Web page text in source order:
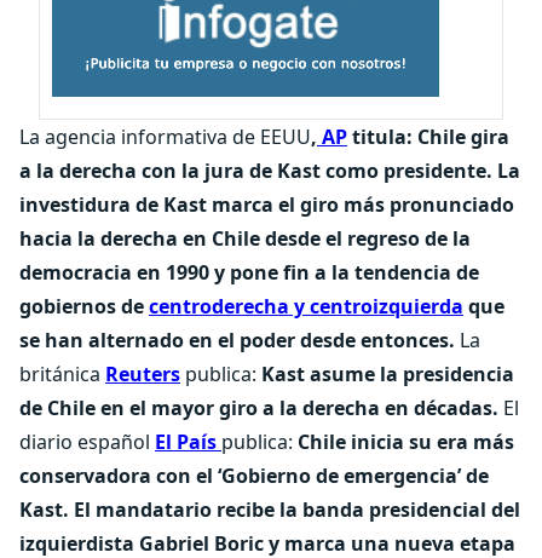
La agencia informativa de EEUU, APtitula: Chile gira
a la derecha con la jura de Kast como presidente. La
investidura de Kast marca el giro más pronunciado
hacia la derecha en Chile desde el regreso de la
democracia en 1990 y pone fin a la tendencia de
gobiernos decentroderecha y centroizquierda que
se han alternado en el poder desde entonces. La
británica Reuters publica: Kast asume la presidencia
de Chile en el mayor giro a la derecha en décadas. El
diario español El País publica: Chile inicia su era más
conservadora con el ‘Gobierno de emergencia’ de
Kast. El mandatario recibe la banda presidencial del
izquierdista Gabriel Boric y marca una nueva etapa